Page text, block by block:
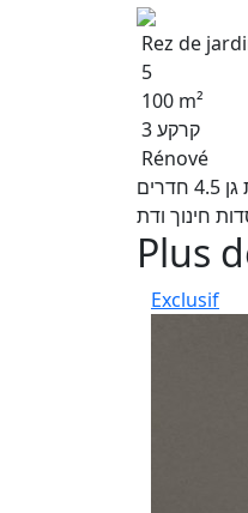
Rez de
5
100 m²
קרקע 3
Rénové
למכירה בבלעדיות אנגלו סכסון העמק, ברחוב החבצלת במגדל העמק, שכונת נוף העמק, דירת גן 4.5 חדרים
Plus
Exclusif